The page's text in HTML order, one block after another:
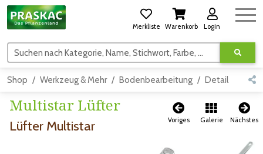
Merkliste Warenkorb Login
Suchen nach Kategorie, Name, Stichwort, Farbe, usw.
Shop Werkzeug & Mehr Bodenbearbeitung Detail
Multistar Lüfter
Lüfter Multistar Voriges Galerie Nächstes